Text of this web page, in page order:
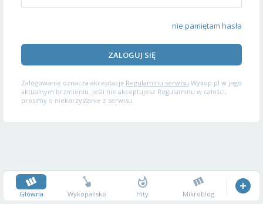
nie pamiętam hasła
ZALOGUJ SIĘ
Zalogowanie oznacza akceptację Regulaminu serwisu Wykop.pl w jego
aktualnym brzmieniu. Jeśli nie akceptujesz Regulaminu w całości,
prosimy o niekorzystanie z serwisu.
Główna Wykopalisko Hity Mikroblog